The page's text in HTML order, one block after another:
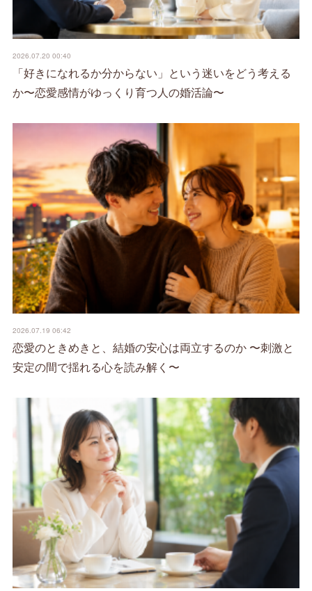
2026.07.20 00:40
「好きになれるか分からない」という迷いをどう考える
か〜恋愛感情がゆっくり育つ人の婚活論〜
2026.07.19 06:42
恋愛のときめきと、結婚の安心は両立するのか 〜刺激と
安定の間で揺れる心を読み解く〜